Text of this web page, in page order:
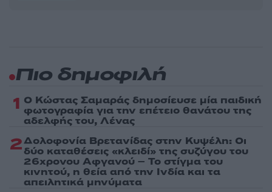
Πιο δημοφιλή
1 Ο Κώστας Σαμαράς δημοσίευσε μία παιδική
φωτογραφία για την επέτειο θανάτου της
αδελφής του, Λένας
2Δολοφονία Βρετανίδας στην Κυψέλη: Οι
δύο καταθέσεις «κλειδί» της συζύγου του
26χρονου Αφγανού – Το στίγμα του
κινητού, η θεία από την Ινδία και τα
απειλητικά μηνύματα